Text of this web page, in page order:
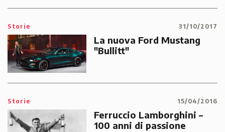
Storie 31/10/2017
La nuova Ford Mustang
"Bullitt"
Storie 15/04/2016
Ferruccio Lamborghini –
100 anni di passione